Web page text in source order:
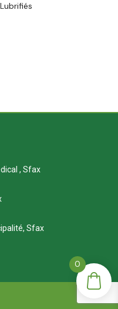
, Sfax
Sfax
0